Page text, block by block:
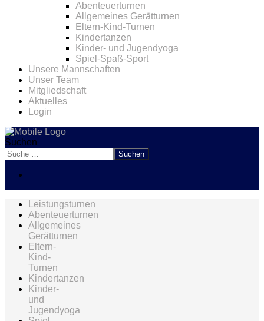
Abenteuerturnen
Allgemeines Gerätturnen
Eltern-Kind-Turnen
Kindertanzen
Kinder- und Jugendyoga
Spiel-Spaß-Sport
Unsere Mannschaften
Unser Team
Mitgliedschaft
Aktuelles
Login
Suchen
Suchen
Leistungsturnen
Abenteuerturnen
Allgemeines
Gerätturnen
Eltern-
Kind-
Turnen
Kindertanzen
Kinder-
und
Jugendyoga